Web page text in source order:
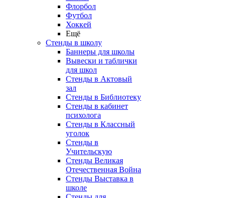
Флорбол
Футбол
Хоккей
Ещё
Стенды в школу
Баннеры для школы
Вывески и таблички
для школ
Стенды в Актовый
зал
Стенды в Библиотеку
Стенды в кабинет
психолога
Стенды в Классный
уголок
Стенды в
Учительскую
Стенды Великая
Отечественная Война
Стенды Выставка в
школе